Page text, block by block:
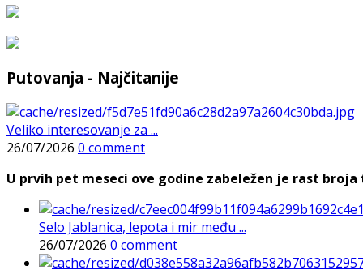
Putovanja - Najčitanije
Veliko interesovanje za ...
26/07/2026 0 comment
U prvih pet meseci ove godine zabeležen je rast
Selo Jablanica, lepota i mir među ...
26/07/2026 0 comment